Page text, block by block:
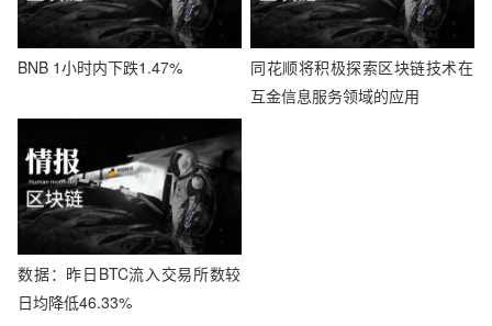
BNB 1小时内下跌1.47%
同花顺将积极探索区块链技术在
互金信息服务领域的应用
数据：昨日BTC流入交易所数较
日均降低46.33%